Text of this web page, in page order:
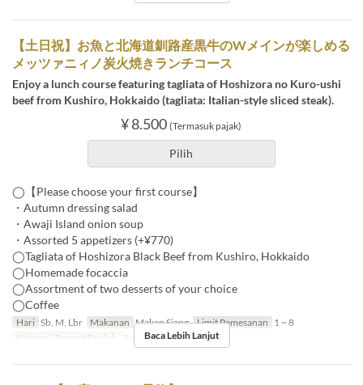
【土日祝】お魚と北海道釧路産黒牛のWメインが楽しめる
メッツァニィノ炭火焼きランチコース
Enjoy a lunch course featuring tagliata of Hoshizora no Kuro-ushi
beef from Kushiro, Hokkaido (tagliata: Italian-style sliced steak).
¥ 8.500 (Termasuk pajak)
Pilih
◯【Please choose your first course】
・Autumn dressing salad
・Awaji Island onion soup
・Assorted 5 appetizers (+¥770)
◯Tagliata of Hoshizora Black Beef from Kushiro, Hokkaido
◯Homemade focaccia
◯Assortment of two desserts of your choice
◯Coffee
Hari Sb, M, Lbr Makanan Makan Siang Limit Pemesanan 1 ~ 8
Kategori Tempat Duduk
Restaurant
Baca Lebih Lanjut